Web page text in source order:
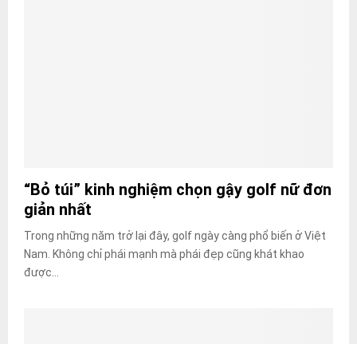
“Bỏ túi” kinh nghiệm chọn gậy golf nữ đơn
giản nhất
Trong những năm trở lại đây, golf ngày càng phổ biến ở Việt
Nam. Không chỉ phái mạnh mà phái đẹp cũng khát khao
được...